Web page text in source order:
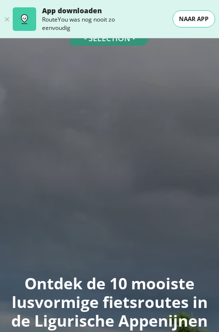
App downloaden
RouteYou was nog nooit zo
eenvoudig
NAAR APP
- SELECTION -
Ontdek de 10 mooiste
lusvormige fietsroutes in
de Ligurische Appenijnen